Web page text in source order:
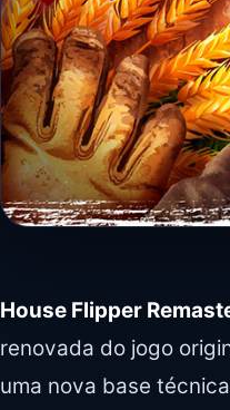
House Flipper
renovada do jogo
uma nova base